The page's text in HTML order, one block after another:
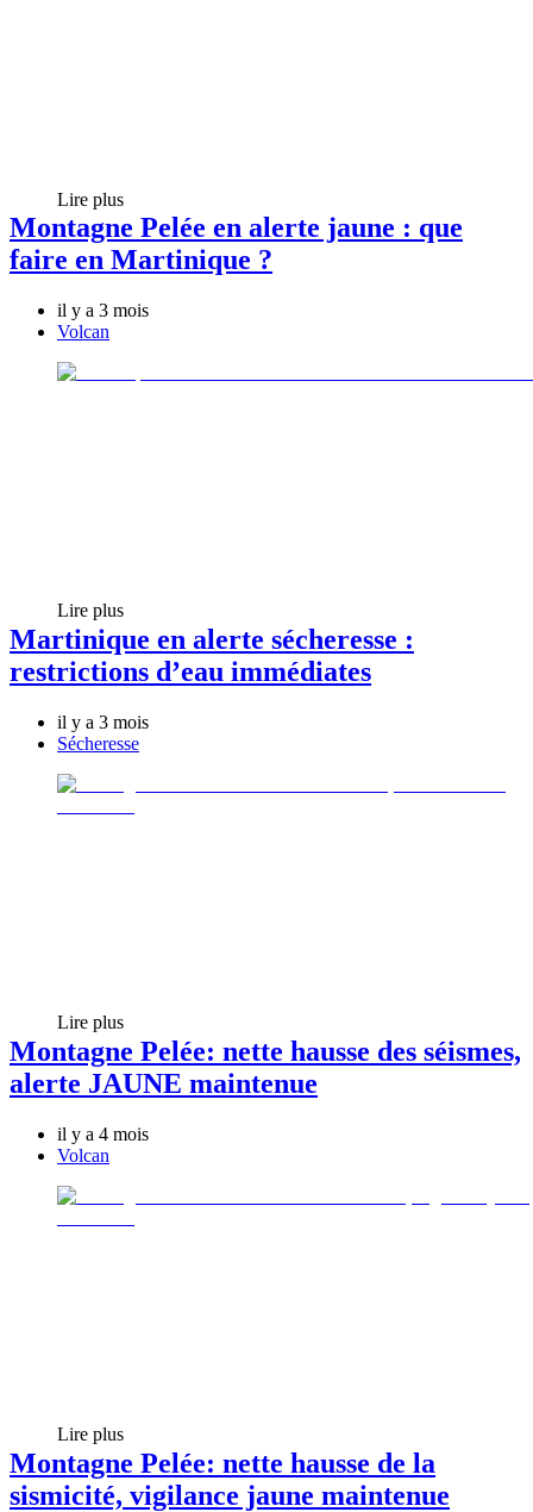
Lire plus
Montagne Pelée en alerte jaune : que
faire en Martinique ?
il y a 3 mois
Volcan
Lire plus
Martinique en alerte sécheresse :
restrictions d’eau immédiates
il y a 3 mois
Sécheresse
Lire plus
Montagne Pelée: nette hausse des séismes,
alerte JAUNE maintenue
il y a 4 mois
Volcan
Lire plus
Montagne Pelée: nette hausse de la
sismicité, vigilance jaune maintenue